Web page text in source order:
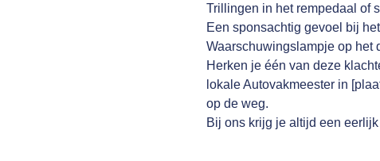
Trillingen in het rempedaal of
Een sponsachtig gevoel bij
Waarschuwingslampje op het
Herken je één van deze
lokale Autovakmeester in
op de weg.
Bij ons krijg je altijd een